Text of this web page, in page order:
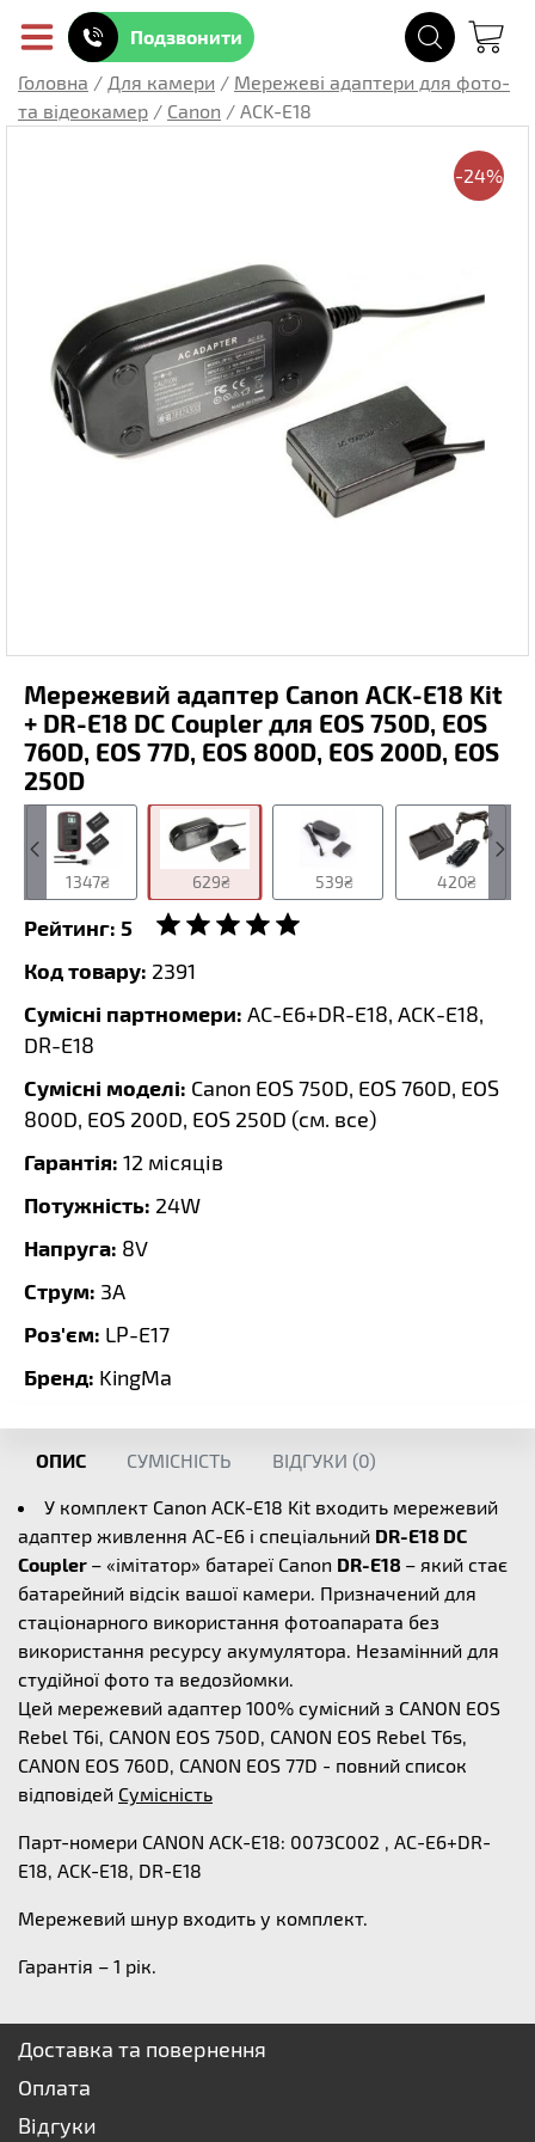
Подзвонити
Головна / Для камери / Мережеві адаптери для фото-
та відеокамер / Canon / ACK-E18
-24%
Мережевий адаптер Canon ACK-E18 Kit
+ DR-E18 DC Coupler для EOS 750D, EOS
760D, EOS 77D, EOS 800D, EOS 200D, EOS
250D
1347₴ 629₴ 539₴ 420₴
Рейтинг: 5
Код товару: 2391
Сумісні партномери: AC-E6+DR-E18, ACK-E18,
DR-E18
Сумісні моделі: Canon EOS 750D, EOS 760D, EOS
800D, EOS 200D, EOS 250D (см. все)
Гарантія: 12 місяців
Потужність: 24W
Напруга: 8V
Струм: 3A
Роз'єм: LP-E17
Бренд: KingMa
ОПИС СУМІСНІСТЬ ВІДГУКИ (0)
У комплект Canon ACK-E18 Kit входить мережевий
адаптер живлення AC-E6 і спеціальний DR-E18 DC
Coupler – «імітатор» батареї Canon DR-E18 – який стає
батарейний відсік вашої камери. Призначений для
стаціонарного використання фотоапарата без
використання ресурсу акумулятора. Незамінний для
студійної фото та ведозйомки.
Цей мережевий адаптер 100% сумісний з CANON EOS
Rebel T6i, CANON EOS 750D, CANON EOS Rebel T6s,
CANON EOS 760D, CANON EOS 77D - повний список
відповідей Сумісність
Парт-номери CANON ACK-E18: 0073C002 , AC-E6+DR-
E18, ACK-E18, DR-E18
Мережевий шнур входить у комплект.
Гарантія – 1 рік.
Доставка та повернення
Оплата
Відгуки